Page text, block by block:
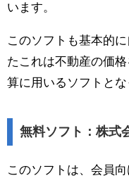
います。
このソフトも基本的
たこれは不動産の価
算に用いるソフトとな
無料ソフト：株式
このソフトは、会員